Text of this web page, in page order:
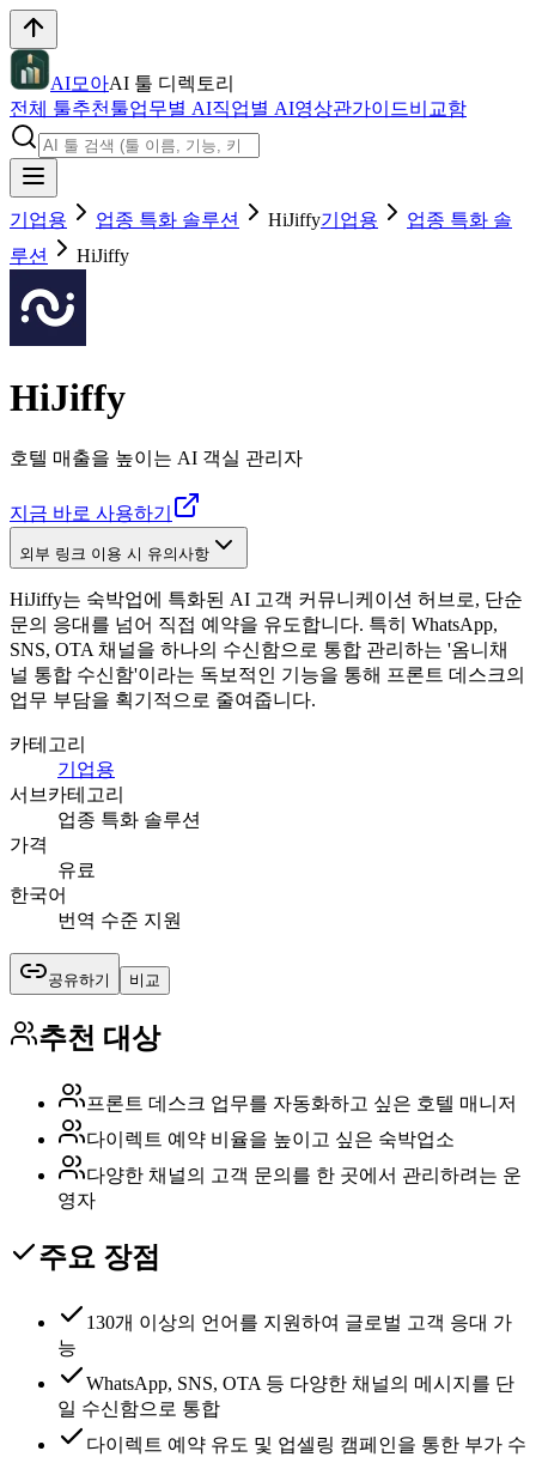
AI모아AI 툴 디렉토리
전체 툴추천툴업무별 AI직업별 AI영상관가이드비교함
기업용 업종 특화 솔루션 HiJiffy기업용
업종 특화 솔
루션
HiJiffy
HiJiffy
호텔 매출을 높이는 AI 객실 관리자
지금 바로 사용하기
외부 링크 이용 시 유의사항
HiJiffy는 숙박업에 특화된 AI 고객 커뮤니케이션 허브로, 단순
문의 응대를 넘어 직접 예약을 유도합니다. 특히 WhatsApp,
SNS, OTA 채널을 하나의 수신함으로 통합 관리하는 '옴니채
널 통합 수신함'이라는 독보적인 기능을 통해 프론트 데스크의
업무 부담을 획기적으로 줄여줍니다.
카테고리
기업용
서브카테고리
업종 특화 솔루션
가격
유료
한국어
번역 수준 지원
공유하기 비교
추천 대상
프론트 데스크 업무를 자동화하고 싶은 호텔 매니저
다이렉트 예약 비율을 높이고 싶은 숙박업소
다양한 채널의 고객 문의를 한 곳에서 관리하려는 운
영자
주요 장점
130개 이상의 언어를 지원하여 글로벌 고객 응대 가
능
WhatsApp, SNS, OTA 등 다양한 채널의 메시지를 단
일 수신함으로 통합
다이렉트 예약 유도 및 업셀링 캠페인을 통한 부가 수